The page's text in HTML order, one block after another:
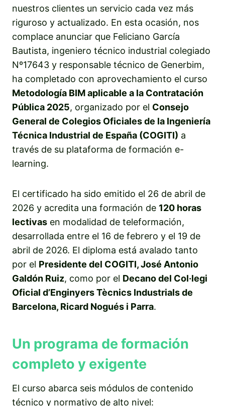
nuestros clientes un servicio cada vez más
riguroso y actualizado. En esta ocasión, nos
complace anunciar que Feliciano García
Bautista, ingeniero técnico industrial colegiado
Nº17643 y responsable técnico de Generbim,
ha completado con aprovechamiento el curso
Metodología BIM aplicable a la Contratación
Pública 2025, organizado por el Consejo
General de Colegios Oficiales de la Ingeniería
Técnica Industrial de España (COGITI) a
través de su plataforma de formación e-
learning.
El certificado ha sido emitido el 26 de abril de
2026 y acredita una formación de 120 horas
lectivas en modalidad de teleformación,
desarrollada entre el 16 de febrero y el 19 de
abril de 2026. El diploma está avalado tanto
por el Presidente del COGITI, José Antonio
Galdón Ruiz, como por el Decano del Col·legi
Oficial d’Enginyers Tècnics Industrials de
Barcelona, Ricard Nogués i Parra.
Un programa de formación
completo y exigente
El curso abarca seis módulos de contenido
técnico y normativo de alto nivel: